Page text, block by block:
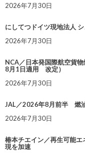
2026年7月30日
にしてつドイツ現地法人
2026年7月30日
NCA／日本発国際航空貨
8月1日適用 改定）
2026年7月30日
JAL／2026年8月前半 燃
2026年7月30日
椿本チエイン／再生可能
現を加速